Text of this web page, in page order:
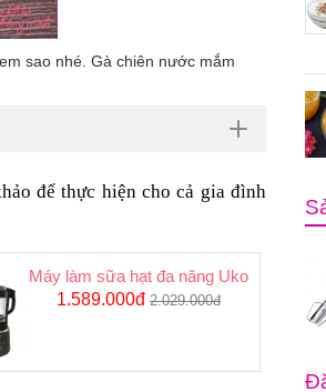
sao nhé. Gà chiên nước mắm
để thực hiện cho cả gia đình
Máy làm sữa hạt đa năng Ukoeo Pr5
1.589.000đ 2.029.000đ